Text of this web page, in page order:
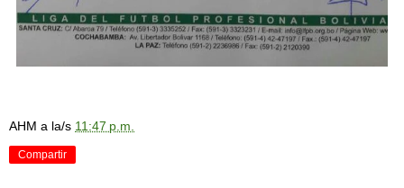
AHM a la/s 11:47 p.m.
Compartir